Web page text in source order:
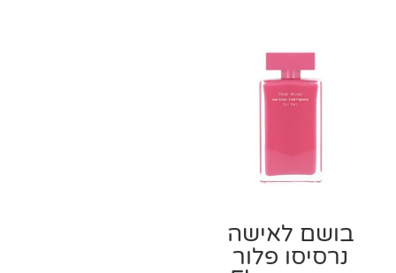
בושם לאישה
נרסיסו פלור